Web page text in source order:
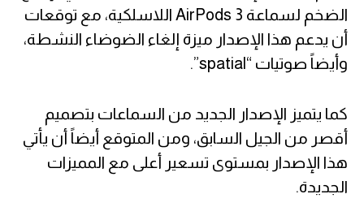
الضخم لسماعة AirPods 3 اللاسلكية، مع توقعات
أن يدعم هذا الإصدار ميزة إلغاء الضوضاء النشطة،
وأيضاً صوتيات “spatial”.
كما يتميز الإصدار الجديد من السماعات بتصميم
أقصر من الجيل السابق، ومن المتوقع أيضاً أن يأتي
هذا الإصدار بمستوى تسعير أعلى مع المميزات
الجديدة.